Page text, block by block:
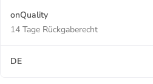
onQuality
14 Tage Rückgaberecht
DE